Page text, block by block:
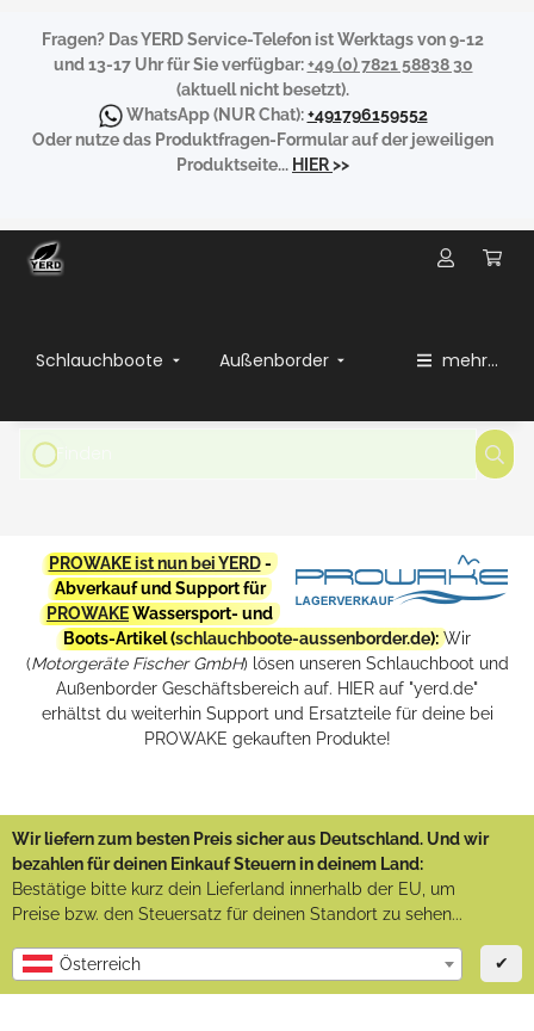
Fragen? Das YERD Service-Telefon ist Werktags von 9-12
und 13-17 Uhr für Sie verfügbar:+49 (0) 7821 58838 30
(aktuell nicht besetzt).
WhatsApp(NUR Chat):+491796159552
Oder nutze das Produktfragen-Formular auf der jeweiligen
Produktseite... HIER>>
Schlauchboote Außenborder mehr...
PROWAKE ist nun bei YERD-
Abverkauf und Support für
PROWAKEWassersport- und
Boots-Artikel (schlauchboote-aussenborder.de): Wir
(Motorgeräte Fischer GmbH) lösen unseren Schlauchboot und
Außenborder Geschäftsbereich auf. HIER auf "yerd.de"
erhältst du weiterhin Support und Ersatzteile für deine bei
PROWAKE gekauften Produkte!
Wir liefern zum besten Preis sicher aus Deutschland. Und wir
bezahlen für deinen Einkauf Steuern in deinem Land:
Bestätige bitte kurz dein Lieferland innerhalb der EU, um
Preise bzw. den Steuersatz für deinen Standort zu sehen...
Österreich ✔